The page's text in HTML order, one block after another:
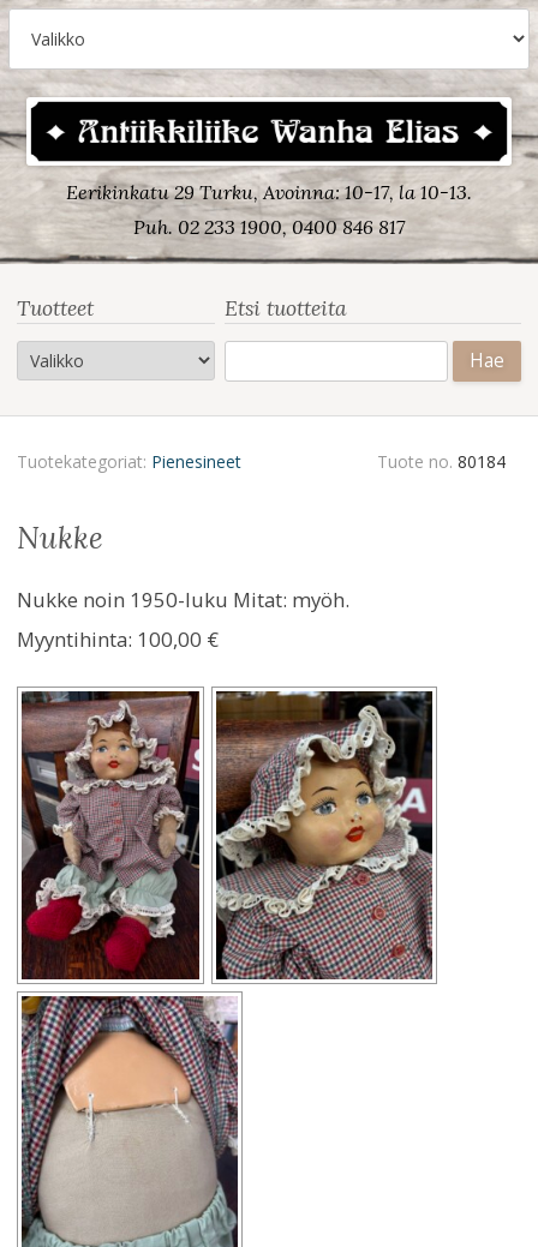
Eerikinkatu 29 Turku, Avoinna: 10-17, la 10-13.
Puh. 02 233 1900, 0400 846 817
Tuotteet Etsi tuotteita
Tuotekategoriat: Pienesineet Tuote no. 80184
nukke
Nukke noin 1950-luku Mitat: myöh.
Myyntihinta: 100,00 €